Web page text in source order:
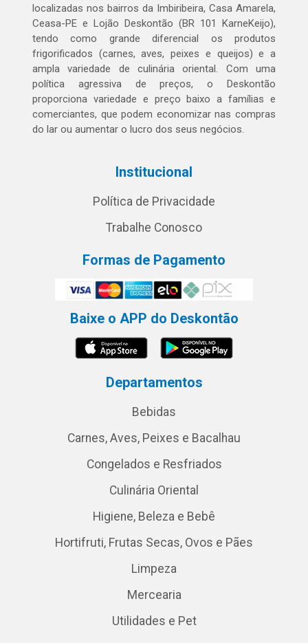
localizadas nos bairros da Imbiribeira, Casa Amarela,
Ceasa-PE e Lojão Deskontão (BR 101 KarneKeijo),
tendo como grande diferencial os produtos
frigorificados (carnes, aves, peixes e queijos) e a
ampla variedade de culinária oriental. Com uma
política agressiva de preços, o Deskontão
proporciona variedade e preço baixo a famílias e
comerciantes, que podem economizar nas compras
do lar ou aumentar o lucro dos seus negócios.
Institucional
Política de Privacidade
Trabalhe Conosco
Formas de Pagamento
Baixe o APP do Deskontão
Departamentos
Bebidas
Carnes, Aves, Peixes e Bacalhau
Congelados e Resfriados
Culinária Oriental
Higiene, Beleza e Bebê
Hortifruti, Frutas Secas, Ovos e Pães
Limpeza
Mercearia
Utilidades e Pet